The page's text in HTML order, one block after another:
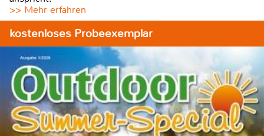
>> Mehr erfahren
kostenloses Probeexemplar